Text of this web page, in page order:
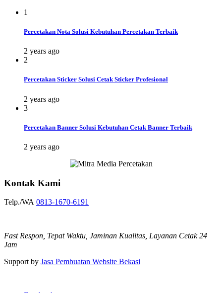
1
Percetakan Nota Solusi Kebutuhan Percetakan Terbaik
2 years ago
2
Percetakan Sticker Solusi Cetak Sticker Profesional
2 years ago
3
Percetakan Banner Solusi Kebutuhan Cetak Banner Terbaik
2 years ago
Kontak Kami
Telp./WA 0813-1670-6191
Fast Respon, Tepat Waktu, Jaminan Kualitas, Layanan Cetak 24
Jam
Support by Jasa Pembuatan Website Bekasi